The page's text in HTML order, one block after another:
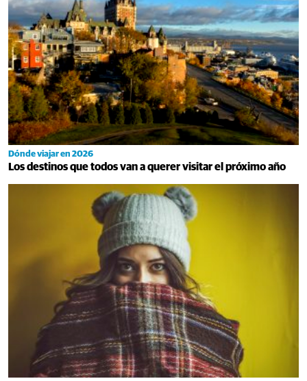
Dónde viajar en 2026
Los destinos que todos van a querer visitar el próximo año